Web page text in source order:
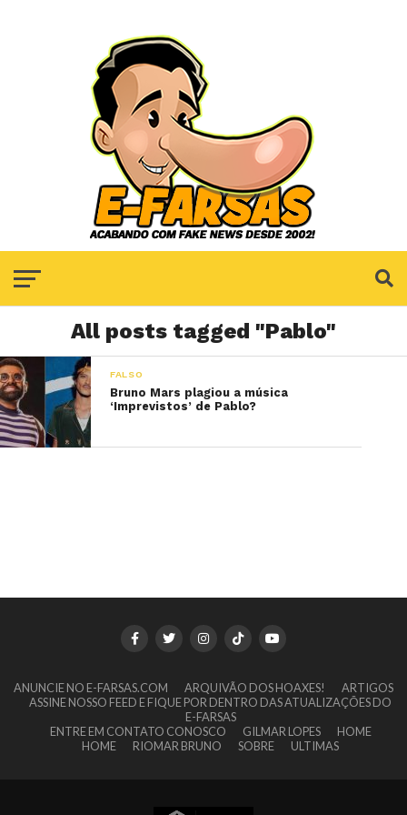
All posts tagged "Pablo"
FALSO
Bruno Mars plagiou a música
‘Imprevistos’ de Pablo?
ANUNCIE NO E-FARSAS.COM ARQUIVÃO DOS HOAXES!
ARTIGOS
ASSINE NOSSO FEED E FIQUE POR DENTRO DAS ATUALIZAÇÕES DO
E-FARSAS
ENTRE EM CONTATO CONOSCO
GILMAR LOPES
HOME
HOME
RIOMAR BRUNO SOBRE ULTIMAS